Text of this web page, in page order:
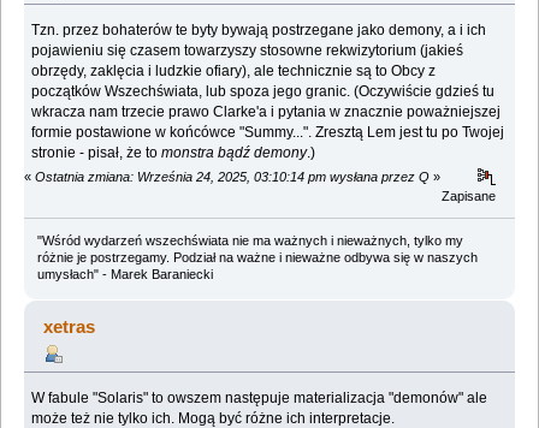
Tzn. przez bohaterów te byty bywają postrzegane jako demony, a i ich
pojawieniu się czasem towarzyszy stosowne rekwizytorium (jakieś
obrzędy, zaklęcia i ludzkie ofiary), ale technicznie są to Obcy z
początków Wszechświata, lub spoza jego granic. (Oczywiście gdzieś tu
wkracza nam trzecie prawo Clarke'a i pytania w znacznie poważniejszej
formie postawione w końcówce "Summy...". Zresztą Lem jest tu po Twojej
stronie - pisał, że tomonstra bądź demony.)
« Ostatnia zmiana: Września 24, 2025, 03:10:14 pm wysłana przez Q »
Zapisane
"Wśród wydarzeń wszechświata nie ma ważnych i nieważnych, tylko my
różnie je postrzegamy. Podział na ważne i nieważne odbywa się w naszych
umysłach" - Marek Baraniecki
xetras
W fabule "Solaris" to owszem następuje materializacja "demonów" ale
może też nie tylko ich. Mogą być różne ich interpretacje.